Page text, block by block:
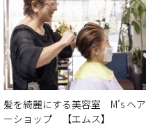
髪を綺麗にする美容室 M’s ヘア
ーショップ 【エムス】